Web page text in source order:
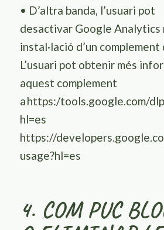
• D’altra banda, l’usuari pot
desactivar Google Analytics
instal·lació d’un
L’usuari pot obtenir més
aquest complement
ahttps:/tools.google.com/
hl=es
https://
usage?hl=es
4. COM PUC